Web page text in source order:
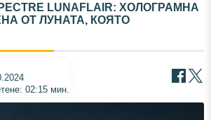
LUNAFLAIR: ХОЛОГРАМНА
ОТ ЛУНАТА, КОЯТО
02:15 мин.